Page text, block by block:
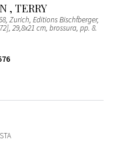
, TERRY
Zurich, Editions Bischfberger,
29,8x21 cm, brossura, pp. 8.